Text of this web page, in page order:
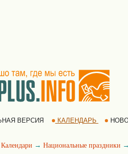
ВЕРСИЯ КАЛЕНДАРЬ
Календари → Национальные праздники →